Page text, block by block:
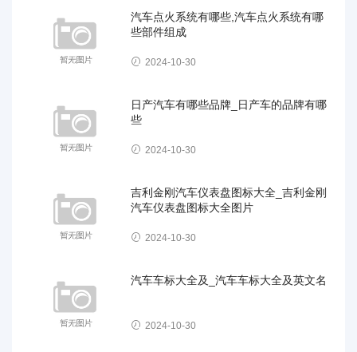
汽车点火系统有哪些,汽车点火系统有哪
些部件组成
2024-10-30
日产汽车有哪些品牌_日产车的品牌有哪
些
2024-10-30
吉利金刚汽车仪表盘图标大全_吉利金刚
汽车仪表盘图标大全图片
2024-10-30
汽车车标大全及_汽车车标大全及英文名
2024-10-30